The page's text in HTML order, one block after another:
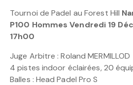
Tournoi de Padel au Forest Hill
P100 Hommes Vendredi 19
17h00
Juge Arbitre : Roland MERMILLOD
4 pistes indoor éclairées, 20
Balles : Head Padel Pro S